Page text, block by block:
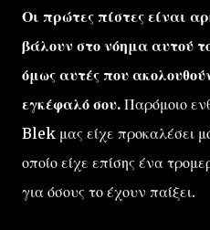
Οι πρώτες πίστες είναι
βάλουν στο νόημα αυτού
όμως αυτές που
εγκέφαλό σου. Παρόμοιο
Blek μας είχε προκαλέσει
οποίο είχε επίσης ένα
για όσους το έχουν παίξει.